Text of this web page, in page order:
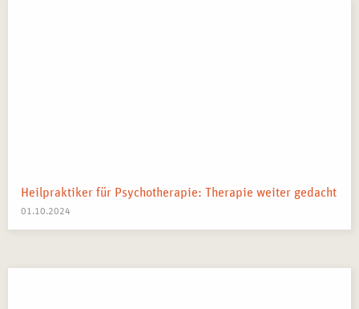
Heilpraktiker für Psychotherapie: Therapie weiter gedacht
01.10.2024